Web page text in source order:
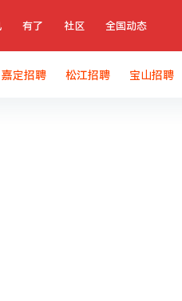
有了 社区 全国动态
嘉定招聘 松江招聘 宝山招聘